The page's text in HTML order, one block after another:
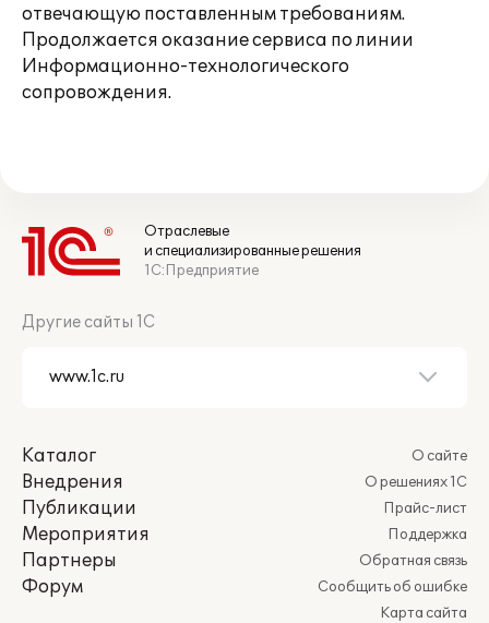
отвечающую поставленным требованиям.
Продолжается оказание сервиса по линии
Информационно-технологического
сопровождения.
Отраслевые
и специализированные решения
1С:Предприятие
Другие сайты 1С
Каталог
Внедрения
Публикации
Мероприятия
Партнеры
Форум
О сайте
О решениях 1С
Прайс-лист
Поддержка
Обратная связь
Сообщить об ошибке
Карта сайта